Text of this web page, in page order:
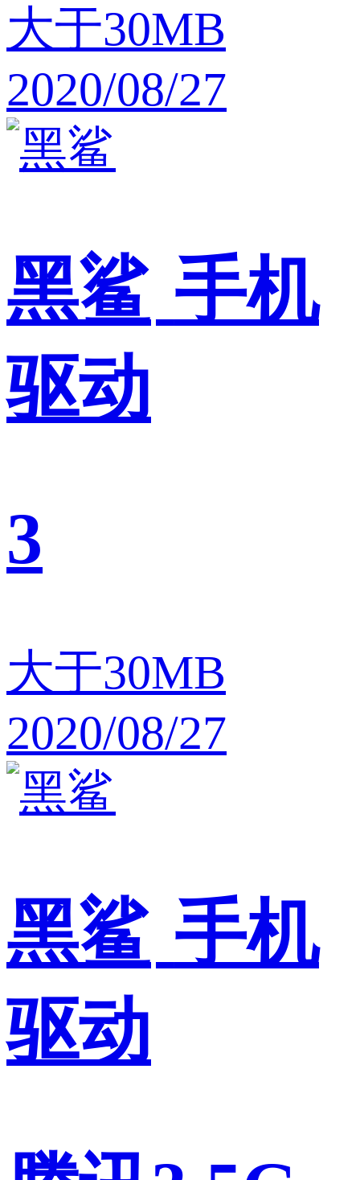
大于30MB
2020/08/27
黑鲨 手机
驱动
3
大于30MB
2020/08/27
黑鲨 手机
驱动